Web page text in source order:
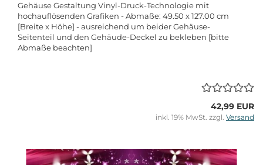
Gehäuse Gestaltung Vinyl-Druck-Technologie mit
hochauflösenden Grafiken - Abmaße: 49.50 x 127.00 cm
[Breite x Höhe] - ausreichend um beider Gehäuse-
Seitenteil und den Gehäude-Deckel zu bekleben [bitte
Abmaße beachten]
42,99 EUR
inkl. 19% MwSt. zzgl. Versand